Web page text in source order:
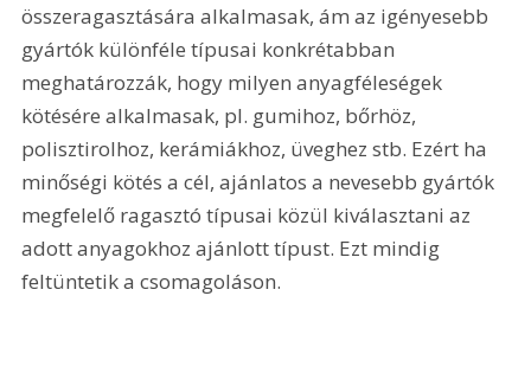
összeragasztására alkalmasak, ám az igényesebb
gyártók különféle típusai konkrétabban
meghatározzák, hogy milyen anyagféleségek
kötésére alkalmasak, pl. gumihoz, bőrhöz,
polisztirolhoz, kerámiákhoz, üveghez stb. Ezért ha
minőségi kötés a cél, ajánlatos a nevesebb gyártók
megfelelő ragasztó típusai közül kiválasztani az
adott anyagokhoz ajánlott típust. Ezt mindig
feltüntetik a csomagoláson.